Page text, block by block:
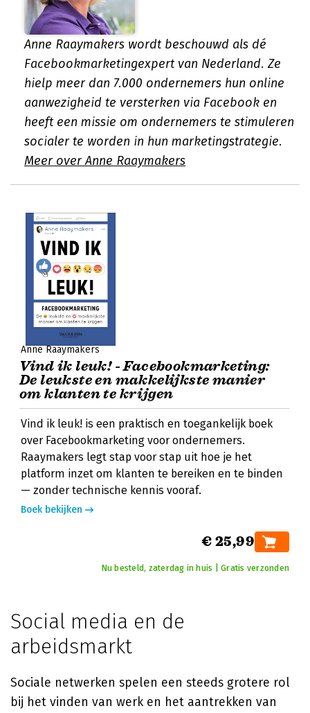
Anne Raaymakers wordt beschouwd als dé
Facebookmarketingexpert van Nederland. Ze
hielp meer dan 7.000 ondernemers hun online
aanwezigheid te versterken via Facebook en
heeft een missie om ondernemers te stimuleren
socialer te worden in hun marketingstrategie.
Meer over Anne Raaymakers
Anne Raaymakers
Vind ik leuk! - Facebookmarketing:
De leukste en makkelijkste manier
om klanten te krijgen
Vind ik leuk! is een praktisch en toegankelijk boek
over Facebookmarketing voor ondernemers.
Raaymakers legt stap voor stap uit hoe je het
platform inzet om klanten te bereiken en te binden
— zonder technische kennis vooraf.
Boek bekijken
€ 25,99
Nu besteld, zaterdag in huis | Gratis verzonden
Social media en de
arbeidsmarkt
Sociale netwerken spelen een steeds grotere rol
bij het vinden van werk en het aantrekken van